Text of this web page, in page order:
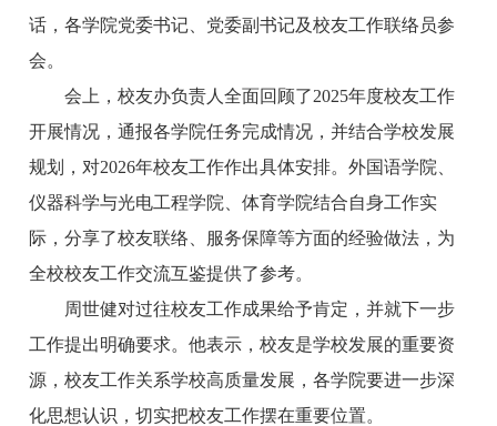
话，各学院党委书记、党委副书记及校友工作联络员参
会。
会上，校友办负责人全面回顾了2025年度校友工作
开展情况，通报各学院任务完成情况，并结合学校发展
规划，对2026年校友工作作出具体安排。外国语学院、
仪器科学与光电工程学院、体育学院结合自身工作实
际，分享了校友联络、服务保障等方面的经验做法，为
全校校友工作交流互鉴提供了参考。
周世健对过往校友工作成果给予肯定，并就下一步
工作提出明确要求。他表示，校友是学校发展的重要资
源，校友工作关系学校高质量发展，各学院要进一步深
化思想认识，切实把校友工作摆在重要位置。